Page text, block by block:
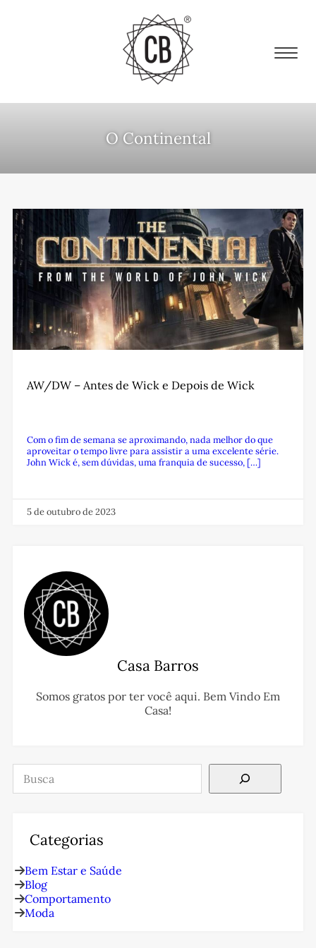
O Continental
AW/DW – Antes de Wick e Depois de Wick
Com o fim de semana se aproximando, nada melhor do que
aproveitar o tempo livre para assistir a uma excelente série.
John Wick é, sem dúvidas, uma franquia de sucesso, […]
5 de outubro de 2023
Casa Barros
Somos gratos por ter você aqui. Bem Vindo Em
Casa!
Pesquisar
Categorias
Bem Estar e Saúde
Blog
Comportamento
Moda